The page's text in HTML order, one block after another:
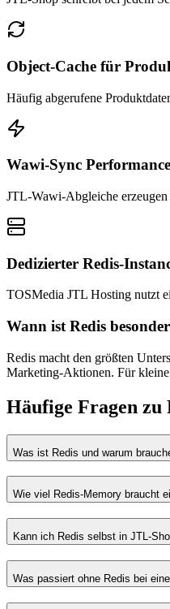
Object-Cache für
Häufig abgerufene
Wawi-Sync Performance
JTL-Wawi-Abgleiche erzeugen
Dedizierter Redis-
TOSMedia JTL Hosting nutzt
Wann ist Redis
Redis macht den größten
Marketing-Aktionen. Für
Häufige Fragen zu
Was ist Redis und warum
Wie viel Redis-Memory braucht
Kann ich Redis selbst in JTL-
Was passiert ohne Redis bei